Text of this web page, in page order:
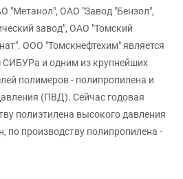
"Метанол", ОАО "Завод "Бензол",
завод", ОАО "Томский
ООО "Томскнефтехим" является
СИБУРа и одним из крупнейших
полимеров - полипропилена и
(ПВД). Сейчас годовая
полиэтилена высокого давления
по производству полипропилена -